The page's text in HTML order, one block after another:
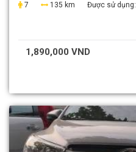
7
135 km Được sử dụng:
1,890,000 VND